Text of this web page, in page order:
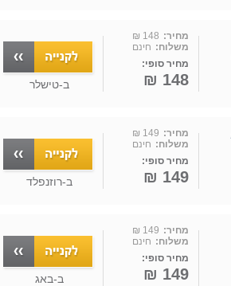
מחיר: 148 ₪
משלוח: חינם
מחיר סופי:
148 ₪ ב-טישלר
מחיר: 149 ₪
משלוח: חינם
מחיר סופי:
149 ₪ ב-רוזנפלד
מחיר: 149 ₪
משלוח: חינם
מחיר סופי:
149 ₪ ב-באג